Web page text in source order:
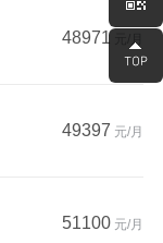
48971
49397 元/月
51100 元/月